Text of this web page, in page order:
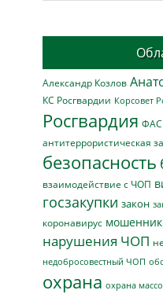
Александр Козлов
КС Росгвардии Корсовет
Росгвардия ФАС
антитеррористическая
безопасность
взаимодействие с ЧОП
госзакупки закон
коронавирус
нарушения ЧОП
недобросовестный ЧОП
охрана охрана